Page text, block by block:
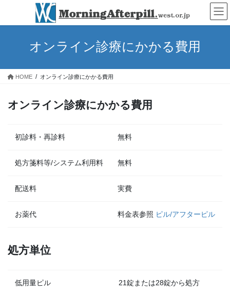
テ
ス
ゲ
ン
オンライン診療にかかる費用
HOME オンライン診療にかかる費用
オンライン診療にかかる費用
初診料・再診料 無料
処方箋料等/システム利用料 無料
配送料 実費
お薬代 料金表参照 ピル/アフターピル
処方単位
低用量ピル 21錠または28錠から処方